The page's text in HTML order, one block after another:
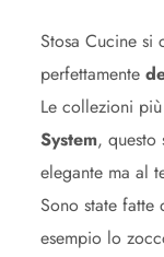
Stosa Cucine si
perfettamente
Le collezioni
System, questo
elegante ma al
Sono state fatte
esempio lo